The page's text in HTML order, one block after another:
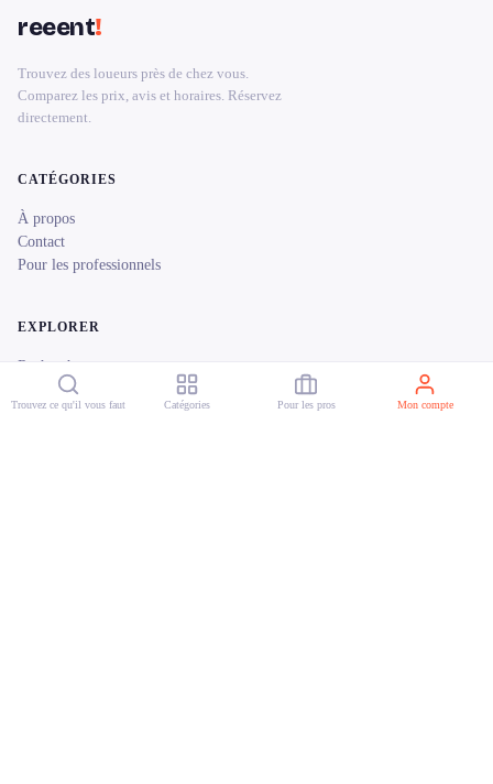
reeent!
Trouvez des loueurs près de chez vous.
Comparez les prix, avis et horaires. Réservez
directement.
CATÉGORIES
À propos
Contact
Pour les professionnels
EXPLORER
Rechercher
Par région
Par département
Trouvez ce qu'il vous faut Catégories Pour les pros Mon compte